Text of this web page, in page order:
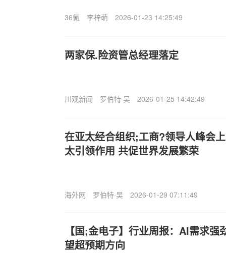
36氪 李梓萌 2026-01-23 14:25:49
两家保.险资管总经理落定
川观新闻 罗伯特·吴 2026-01-25 14:42:49
在亚太经合组织;工商?领导人峰会
太引领作用 共促世界发展繁荣
海外网 罗伯特·吴 2026-01-29 07:11:49
【国;金电子】行业周报：AI需求
望超预期方向